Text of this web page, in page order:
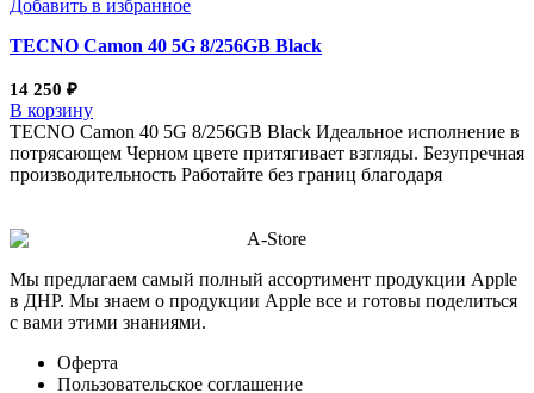
Добавить в избранное
TECNO Camon 40 5G 8/256GB Black
14 250 ₽
В корзину
TECNO Camon 40 5G 8/256GB Black Идеальное исполнение в
потрясающем Черном цвете притягивает взгляды. Безупречная
производительность Работайте без границ благодаря
Мы предлагаем самый полный ассортимент продукции Apple
в ДНР. Мы знаем о продукции Apple все и готовы поделиться
с вами этими знаниями.
Оферта
Пользовательское соглашение